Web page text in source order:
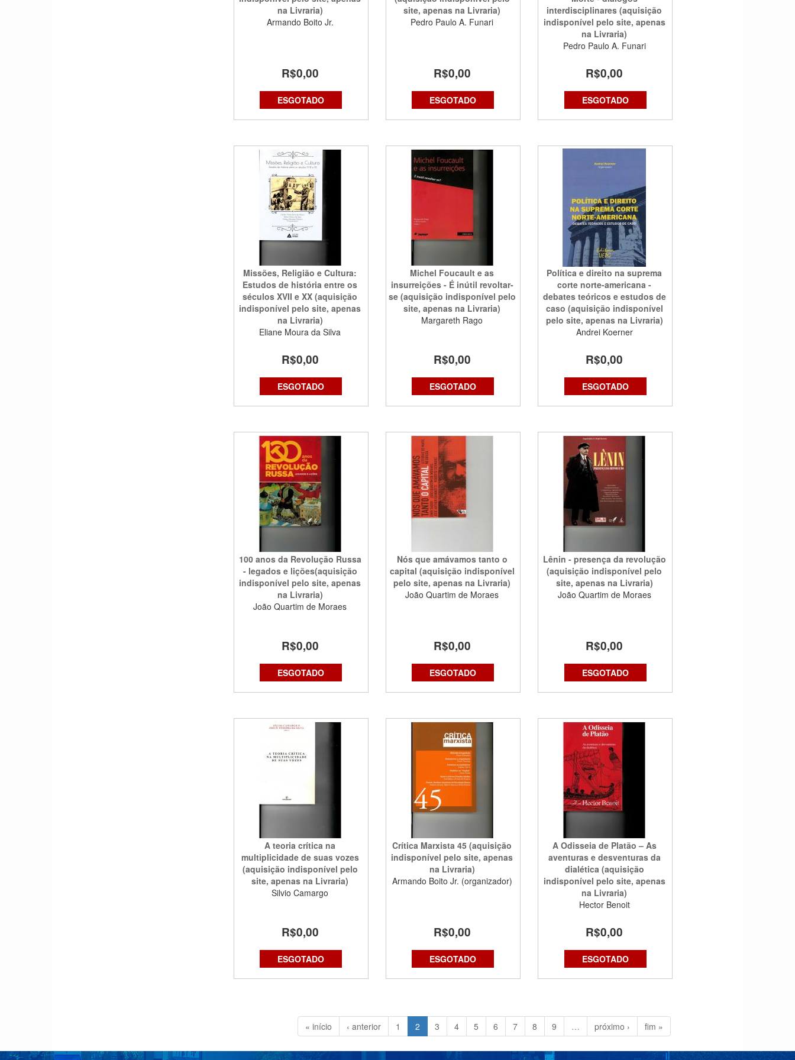
na Livraria)
Armando Boito Jr.
R$0,00
ESGOTADO
site, apenas na Livraria)
Pedro Paulo A. Funari
R$0,00
ESGOTADO
interdisciplinares (aquisição
indisponível pelo site, apenas
na Livraria)
Pedro Paulo A. Funari
R$0,00
ESGOTADO
Missões, Religião e Cultura:
Estudos de história entre os
séculos XVII e XX (aquisição
indisponível pelo site, apenas
na Livraria)
Eliane Moura da Silva
R$0,00
ESGOTADO
Michel Foucault e as
insurreições - É inútil revoltar-
se (aquisição indisponível pelo
site, apenas na Livraria)
Margareth Rago
R$0,00
ESGOTADO
Política e direito na suprema
corte norte-americana -
debates teóricos e estudos de
caso (aquisição indisponível
pelo site, apenas na Livraria)
Andrei Koerner
R$0,00
ESGOTADO
100 anos da Revolução Russa
- legados e lições(aquisição
indisponível pelo site, apenas
na Livraria)
João Quartim de Moraes
R$0,00
ESGOTADO
Nós que amávamos tanto o
capital (aquisição indisponível
pelo site, apenas na Livraria)
João Quartim de Moraes
R$0,00
ESGOTADO
Lênin - presença da revolução
(aquisição indisponível pelo
site, apenas na Livraria)
João Quartim de Moraes
R$0,00
ESGOTADO
A teoria crítica na
multiplicidade de suas vozes
(aquisição indisponível pelo
site, apenas na Livraria)
Silvio Camargo
R$0,00
ESGOTADO
Crítica Marxista 45 (aquisição
indisponível pelo site, apenas
na Livraria)
Armando Boito Jr. (organizador)
R$0,00
ESGOTADO
A Odisseia de Platão – As
aventuras e desventuras da
dialética (aquisição
indisponível pelo site, apenas
na Livraria)
Hector Benoit
R$0,00
ESGOTADO
« início ‹ anterior 1 2 3 4 5 6 7 8 9 … próximo › fim »